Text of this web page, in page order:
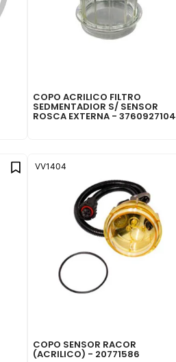
COPO ACRILICO FILTRO
SEDMENTADIOR S/ SENSOR
ROSCA EXTERNA - 3760927104
COPO SENSOR RACOR
(ACRILICO) - 20771586
VV1404